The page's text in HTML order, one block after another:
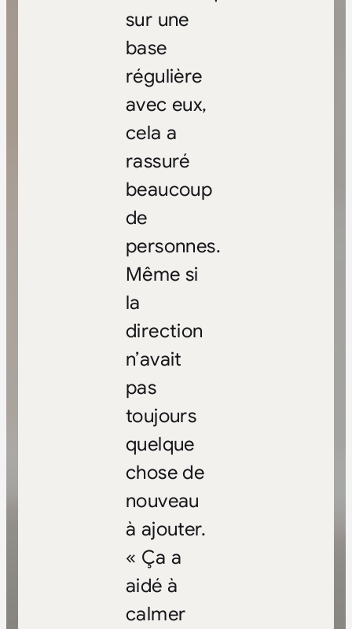
sur une
base
régulière
avec eux,
cela a
rassuré
beaucoup
de
personnes.
Même si
la
direction
n’avait
pas
toujours
quelque
chose de
nouveau
à ajouter.
« Ça a
aidé à
calmer